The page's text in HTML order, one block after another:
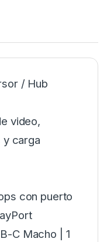
/ Hub
video,
y carga
con puerto
C Macho | 1